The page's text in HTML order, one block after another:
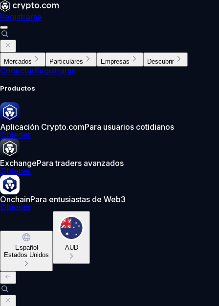
Registrarse
Mercados Particulares Empresas Descubrir
ConectarRegistrarse
Productos
Aplicación Crypto.comPara usuarios cotidianos
Obtener
ExchangePara traders avanzados
Obtener
OnchainPara entusiastas de Web3
Obtener
Español
Estados Unidos
AUD